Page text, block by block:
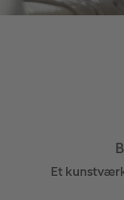
Et